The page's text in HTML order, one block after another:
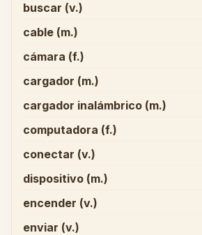
buscar (v.)
cable (m.)
cámara (f.)
cargador (m.)
cargador inalámbrico (m.)
computadora (f.)
conectar (v.)
dispositivo (m.)
encender (v.)
enviar (v.)